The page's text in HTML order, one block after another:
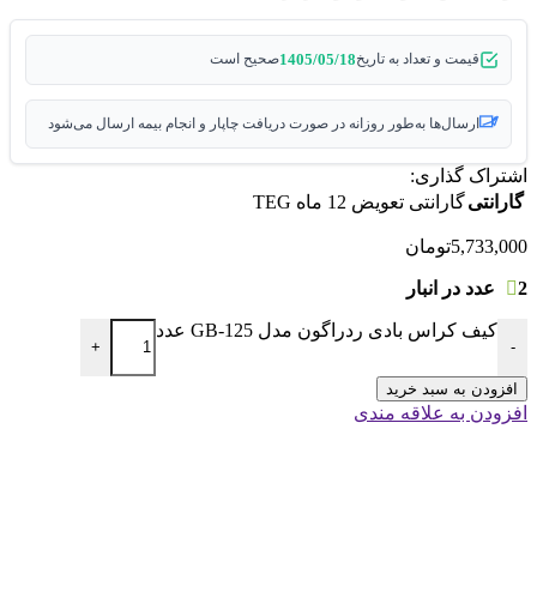
قیمت و تعداد به تاریخ1405/05/18صحیح است
ارسال‌ها به‌طور روزانه در صورت دریافت چاپار و انجام بیمه ارسال می‌شود
اشتراک گذاری:
گارانتیگارانتی تعویض 12 ماه TEG
5,733,000تومان
2 عدد در انبار
-
کیف کراس بادی ردراگون مدل GB-125 عدد
+
افزودن به سبد خرید
افزودن به علاقه مندی